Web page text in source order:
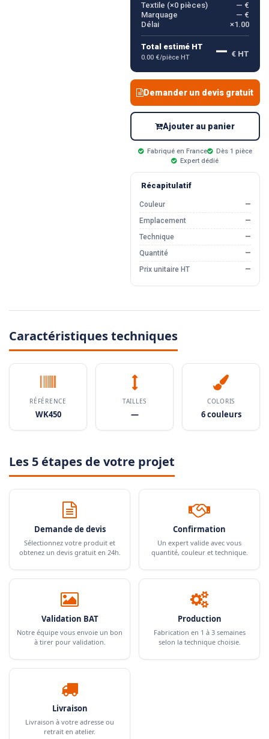
Textile (×0pièces)
— €
Marquage
— €
Délai
×1.00
Total estimé HT
0.00 €/pièce HT — € HT
Demander un devis gratuit
Ajouter au panier
Fabriqué en France
Dès 1 pièce
Expert dédié
Récapitulatif
Couleur
—
Emplacement
—
Technique
—
Quantité
—
Prix unitaire HT
—
Caractéristiques techniques
RÉFÉRENCE
WK450
TAILLES
—
COLORIS
6 couleurs
Les 5 étapes de votre projet
Demande de devis
Sélectionnez votre produit et
obtenez un devis gratuit en 24h.
Confirmation
Un expert valide avec vous
quantité, couleur et technique.
Validation BAT
Notre équipe vous envoie un bon
à tirer pour validation.
Production
Fabrication en 1 à 3 semaines
selon la technique choisie.
Livraison
Livraison à votre adresse ou
retrait en atelier.